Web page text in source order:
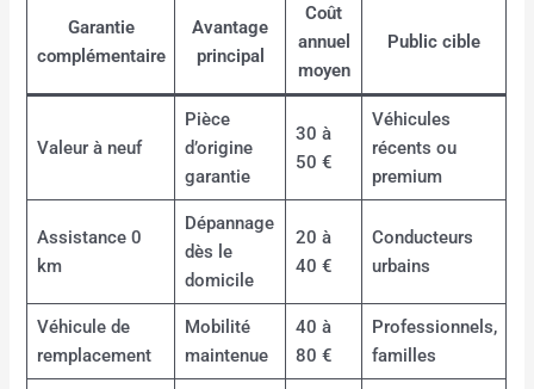
Garantie
complémentaire
Avantage
principal
Coût
annuel
moyen
Public cible
Valeur à neuf
Pièce
d’origine
garantie
30 à
50 €
Véhicules
récents ou
premium
Assistance 0
km
Dépannage
dès le
domicile
20 à
40 €
Conducteurs
urbains
Véhicule de
remplacement
Mobilité
maintenue
40 à
80 €
Professionnels,
familles